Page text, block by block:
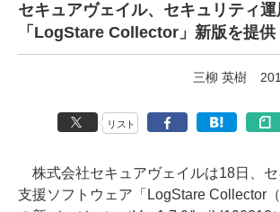
セキュアヴェイル、セキュリティ運
「LogStare Collector」新版を提供
三柳 英樹
リスト
株式会社セキュアヴェイルは18日、セ
支援ソフトウェア「LogStare Collector